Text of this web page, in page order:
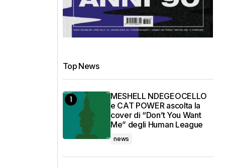
Top News
MESHELL NDEGEOCELLO
e CAT POWER ascolta la
cover di “Don’t You Want
Me” degli Human League
news